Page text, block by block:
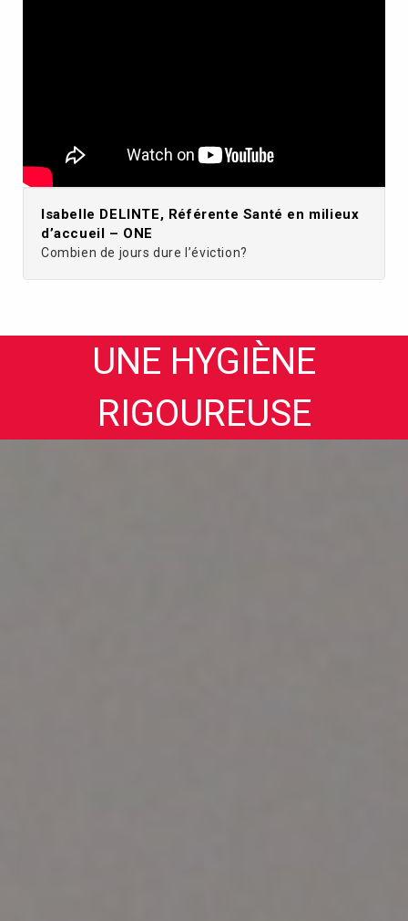
Isabelle DELINTE, Référente Santé en milieux
d’accueil – ONE
Combien de jours dure l’éviction?
UNE HYGIÈNE
RIGOUREUSE